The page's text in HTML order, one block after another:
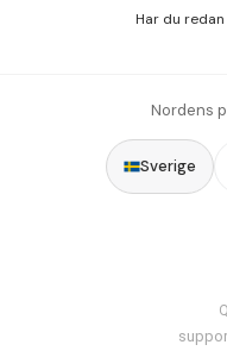
Har du
Nordens
Sverige